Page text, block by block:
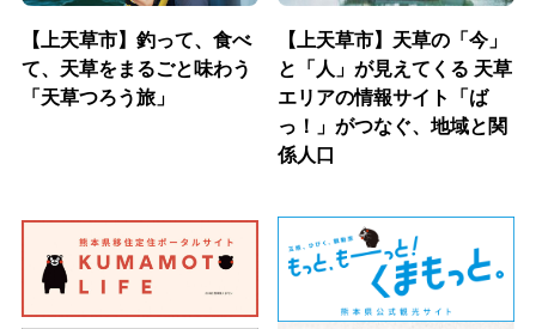
【上天草市】釣って、食べ
て、天草をまるごと味わう
「天草つろう旅」
【上天草市】天草の「今」
と「人」が見えてくる 天草
エリアの情報サイト「ば
っ！」がつなぐ、地域と関
係人口